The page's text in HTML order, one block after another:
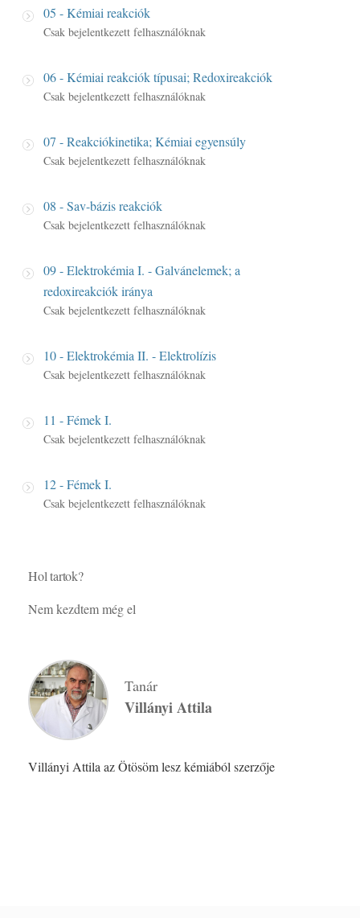
05 - Kémiai reakciók
Csak bejelentkezett felhasználóknak
06 - Kémiai reakciók típusai; Redoxireakciók
Csak bejelentkezett felhasználóknak
07 - Reakciókinetika; Kémiai egyensúly
Csak bejelentkezett felhasználóknak
08 - Sav-bázis reakciók
Csak bejelentkezett felhasználóknak
09 - Elektrokémia I. - Galvánelemek; a
redoxireakciók iránya
Csak bejelentkezett felhasználóknak
10 - Elektrokémia II. - Elektrolízis
Csak bejelentkezett felhasználóknak
11 - Fémek I.
Csak bejelentkezett felhasználóknak
12 - Fémek I.
Csak bejelentkezett felhasználóknak
Hol tartok?
Nem kezdtem még el
Tanár
Villányi Attila
Villányi Attila az Ötösöm lesz kémiából szerzője